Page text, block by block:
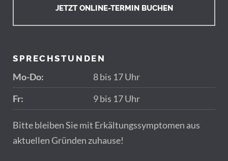
JETZT ONLINE-TERMIN BUCHEN
SPRECHSTUNDEN
Mo-Do:
8 bis 17 Uhr
Fr:
9 bis 17 Uhr
Bitte bleiben Sie mit Erkältungssymptomen aus
aktuellen Gründen zuhause!